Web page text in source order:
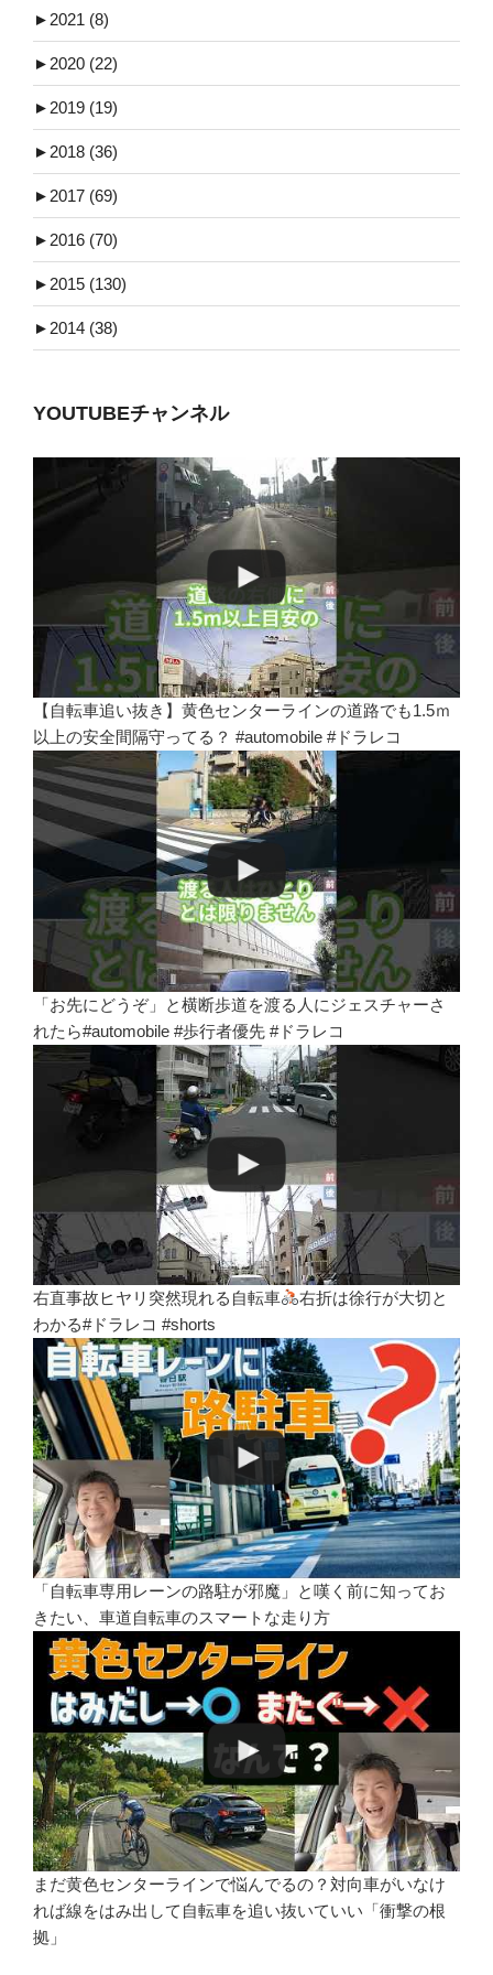
► 2021 (8)
► 2020 (22)
► 2019 (19)
► 2018 (36)
► 2017 (69)
► 2016 (70)
► 2015 (130)
► 2014 (38)
YOUTUBEチャンネル
【自転車追い抜き】黄色センターラインの道路でも1.5ｍ
以上の安全間隔守ってる？ #automobile #ドラレコ
「お先にどうぞ」と横断歩道を渡る人にジェスチャーさ
れたら#automobile #歩行者優先 #ドラレコ
右直事故ヒヤリ突然現れる自転車
右折は徐行が大切と
わかる#ドラレコ #shorts
「自転車専用レーンの路駐が邪魔」と嘆く前に知ってお
きたい、車道自転車のスマートな走り方
まだ黄色センターラインで悩んでるの？対向車がいなけ
れば線をはみ出して自転車を追い抜いていい「衝撃の根
拠」